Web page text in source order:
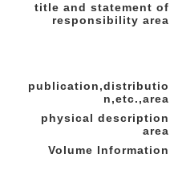
title and statement of
responsibility area
publication,distributio
n,etc.,area
physical description
area
Volume Information